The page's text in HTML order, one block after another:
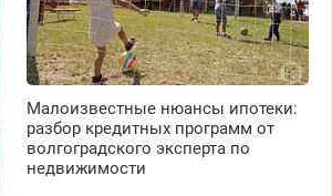
Малоизвестные нюансы ипотеки:
разбор кредитных программ от
волгоградского эксперта по
недвижимости